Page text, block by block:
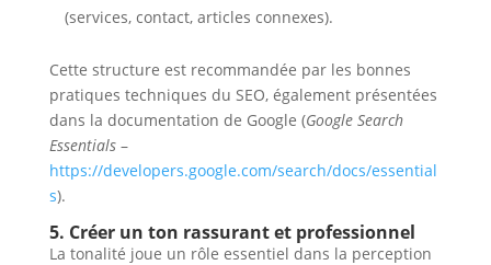
(services, contact, articles connexes).
Cette structure est recommandée par les bonnes
pratiques techniques du SEO, également présentées
dans la documentation de Google (Google Search
Essentials–
https://developers.google.com/search/docs/essential
s).
5. Créer un ton rassurant et professionnel
La tonalité joue un rôle essentiel dans la perception